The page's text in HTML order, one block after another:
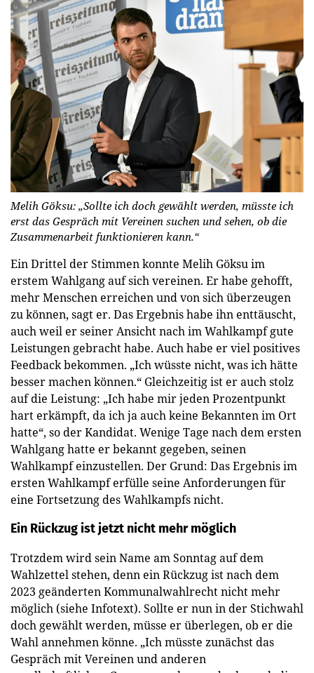
Melih Göksu: „Sollte ich doch gewählt werden, müsste ich
erst das Gespräch mit Vereinen suchen und sehen, ob die
Zusammenarbeit funktionieren kann.“
Ein Drittel der Stimmen konnte Melih Göksu im
erstem Wahlgang auf sich vereinen. Er habe gehofft,
mehr Menschen erreichen und von sich überzeugen
zu können, sagt er. Das Ergebnis habe ihn enttäuscht,
auch weil er seiner Ansicht nach im Wahlkampf gute
Leistungen gebracht habe. Auch habe er viel positives
Feedback bekommen. „Ich wüsste nicht, was ich hätte
besser machen können.“ Gleichzeitig ist er auch stolz
auf die Leistung: „Ich habe mir jeden Prozentpunkt
hart erkämpft, da ich ja auch keine Bekannten im Ort
hatte“, so der Kandidat. Wenige Tage nach dem ersten
Wahlgang hatte er bekannt gegeben, seinen
Wahlkampf einzustellen. Der Grund: Das Ergebnis im
ersten Wahlkampf erfülle seine Anforderungen für
eine Fortsetzung des Wahlkampfs nicht.
Ein Rückzug ist jetzt nicht mehr möglich
Trotzdem wird sein Name am Sonntag auf dem
Wahlzettel stehen, denn ein Rückzug ist nach dem
2023 geänderten Kommunalwahlrecht nicht mehr
möglich (siehe Infotext). Sollte er nun in der Stichwahl
doch gewählt werden, müsse er überlegen, ob er die
Wahl annehmen könne. „Ich müsste zunächst das
Gespräch mit Vereinen und anderen